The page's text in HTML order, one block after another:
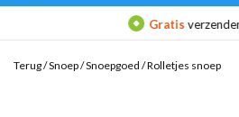
Gratisverzenden
Terug/Snoep/Snoepgoed /Rolletjes snoep